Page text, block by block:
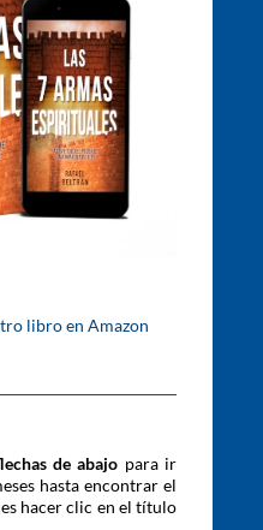
libro en Amazon
de abajo para ir
hasta encontrar el
hacer clic en el título